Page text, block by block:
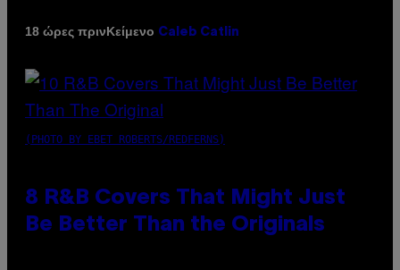
18 ώρες πρινΚείμενο Caleb Catlin
(PHOTO BY EBET ROBERTS/REDFERNS)
8 R&B Covers That Might Just
Be Better Than the Originals